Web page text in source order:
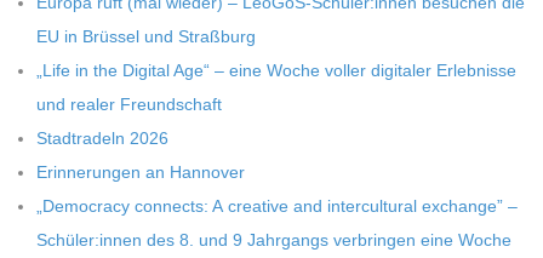
O
L
D
EU in Brüs­sel und Straßburg
„Life in the Digi­tal Age“ – eine Woche vol­ler digi­ta­ler Erleb­nisse
und rea­ler Freundschaft
Stadt­ra­deln 2026
Erin­ne­run­gen an Hannover
„Demo­cracy con­nects: A crea­tive and inter­cul­tu­ral exch­ange” –
Schüler:innen des 8. und 9 Jahr­gangs ver­brin­gen eine Woche